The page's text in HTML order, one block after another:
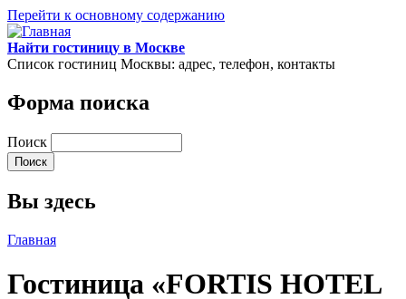
Перейти к основному содержанию
Найти гостиницу в Москве
Список гостиниц Москвы: адрес, телефон, контакты
Форма поиска
Поиск
Вы здесь
Главная
Гостиница «FORTIS HOTEL